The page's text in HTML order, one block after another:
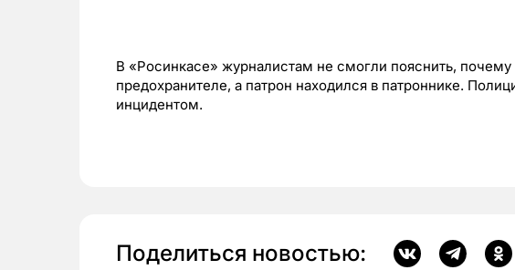
В «Росинкасе» журналистам не смогли пояснить, почему
предохранителе, а патрон находился в патроннике.
инцидентом.
Поделиться новостью: